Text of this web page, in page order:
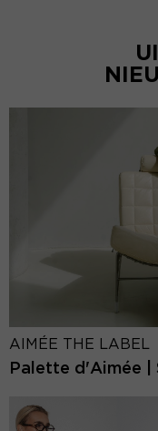
AIMÉE THE LABEL
Palette d'Aimée |